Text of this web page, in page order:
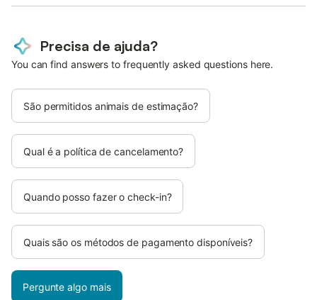
Precisa de ajuda?
You can find answers to frequently asked questions here.
São permitidos animais de estimação?
Qual é a política de cancelamento?
Quando posso fazer o check-in?
Quais são os métodos de pagamento disponíveis?
Pergunte algo mais